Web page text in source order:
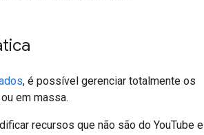
, é possível gerenciar totalmente os
em massa.
recursos que não são do YouTube e